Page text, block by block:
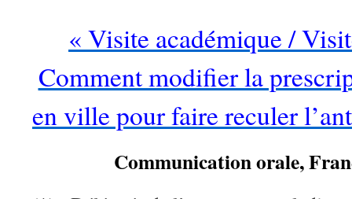
« Visite académique /
Comment modifier la
en ville pour faire reculer
Communication orale,